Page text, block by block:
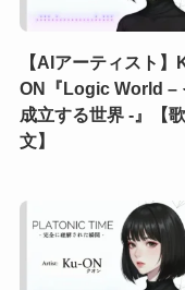
【AIアーティスト】
ON『Logic World –
成立する世界 -』【
文】